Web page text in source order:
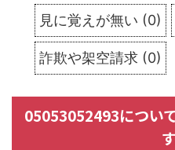
見に覚えが無い (0)
詐欺や架空請求 (0)
05053052493につい